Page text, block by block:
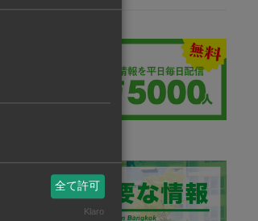
全て許可
Klaro